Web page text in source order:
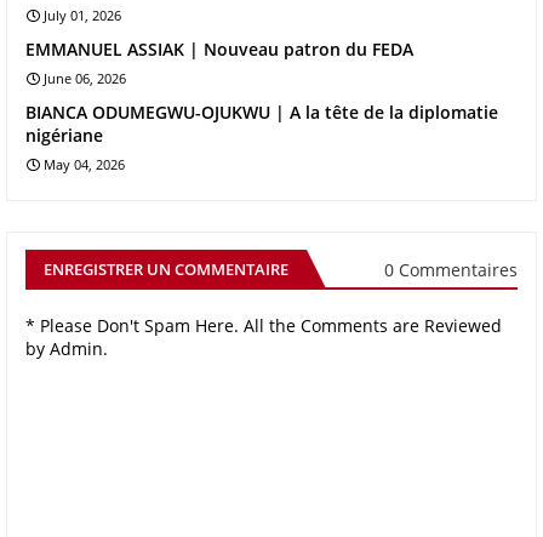
July 01, 2026
EMMANUEL ASSIAK | Nouveau patron du FEDA
June 06, 2026
BIANCA ODUMEGWU-OJUKWU | A la tête de la diplomatie
nigériane
May 04, 2026
ENREGISTRER UN COMMENTAIRE 0 Commentaires
* Please Don't Spam Here. All the Comments are Reviewed
by Admin.